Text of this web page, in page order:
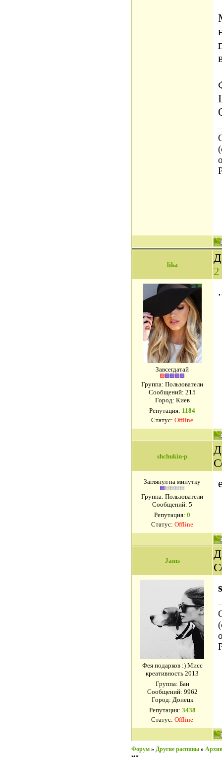
lika
2
Завсегдатай
Группа: Пользователи
Сообщений: 215
Город: Киев
Репутация: 1184
Статус: Offline
shchukin-p
Заглянул на минутку
Группа: Пользователи
Сообщений: 5
Репутация: 0
Статус: Offline
Jams
Фея подарков :) Мисс
креативность 2013
Группа: Бан
Сообщений: 9962
Город: Донецк
Репутация: 3438
Статус: Offline
Форум » Другие распивы »